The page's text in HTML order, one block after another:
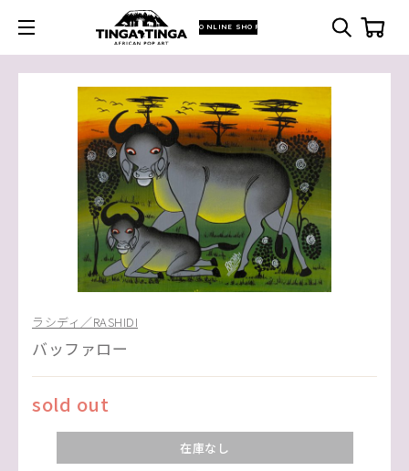
ONLINE SHOP
ラシディ／RASHIDI
バッファロー
sold out
在庫なし